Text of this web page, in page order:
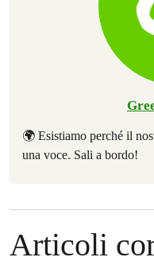
🌍 Esistiamo perché il
una voce. Sali a bordo!
Articoli